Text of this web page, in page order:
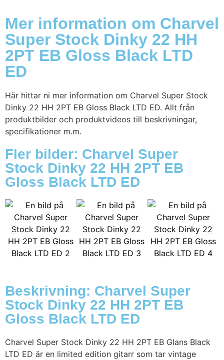
Mer information om Charvel
Super Stock Dinky 22 HH
2PT EB Gloss Black LTD
ED
Här hittar ni mer information om Charvel Super Stock
Dinky 22 HH 2PT EB Gloss Black LTD ED. Allt från
produktbilder och produktvideos till beskrivningar,
specifikationer m.m.
Fler bilder: Charvel Super
Stock Dinky 22 HH 2PT EB
Gloss Black LTD ED
Beskrivning: Charvel Super
Stock Dinky 22 HH 2PT EB
Gloss Black LTD ED
Charvel Super Stock Dinky 22 HH 2PT EB Glans Black
LTD ED är en limited edition gitarr som tar vintage